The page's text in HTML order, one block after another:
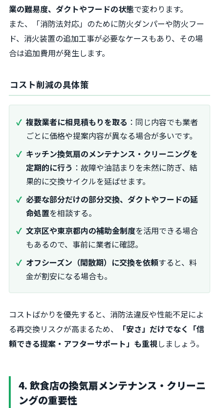
業の難易度、ダクトやフードの状態で変わります。
また、「消防法対応」のために防火ダンパーや防火フー
ド、消火装置の追加工事が必要なケースもあり、その場
合は追加費用が発生します。
コスト削減の具体策
複数業者に相見積もりを取る ：同じ内容でも業者
ごとに価格や提案内容が異なる場合が多いです。
キッチン換気扇のメンテナンス・クリーニングを
定期的に行う ：故障や油詰まりを未然に防ぎ、結
果的に交換サイクルを延ばせます。
必要な部分だけの部分交換、ダクトやフードの延
命処置を相談する。
文京区や東京都内の補助金制度を活用できる場合
もあるので、事前に業者に確認。
オフシーズン（閑散期）に交換を依頼すると、料
金が割安になる場合も。
コストばかりを優先すると、消防法違反や性能不足によ
る再交換リスクが高まるため、
「安さ」だけでなく「信
頼できる提案・アフターサポート」も重視しましょう。
4. 飲食店の換気扇メンテナンス・クリーニ
ングの重要性